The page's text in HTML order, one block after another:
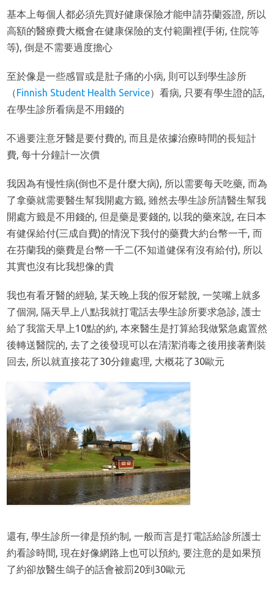
基本上每個人都必須先買好健康保險才能申請芬蘭簽證, 所以
高額的醫療費大概會在健康保險的支付範圍裡(手術, 住院等
等), 倒是不需要過度擔心
至於像是一些感冒或是肚子痛的小病, 則可以到學生診所
（Finnish Student Health Service）看病, 只要有學生證的話,
在學生診所看病是不用錢的
不過要注意牙醫是要付費的, 而且是依據治療時間的長短計
費, 每十分鐘計一次價
我因為有慢性病(倒也不是什麼大病), 所以需要每天吃藥, 而為
了拿藥就需要醫生幫我開處方籤, 雖然去學生診所請醫生幫我
開處方籤是不用錢的, 但是藥是要錢的, 以我的藥來說, 在日本
有健保給付(三成自費)的情況下我付的藥費大約台幣一千, 而
在芬蘭我的藥費是台幣一千二(不知道健保有沒有給付), 所以
其實也沒有比我想像的貴
我也有看牙醫的經驗, 某天晚上我的假牙鬆脫, 一笑嘴上就多
了個洞, 隔天早上八點我就打電話去學生診所要求急診, 護士
給了我當天早上10點的約, 本來醫生是打算給我做緊急處置然
後轉送醫院的, 去了之後發現可以在清潔消毒之後用接著劑裝
回去, 所以就直接花了30分鐘處理, 大概花了30歐元
還有, 學生診所一律是預約制, 一般而言是打電話給診所護士
約看診時間, 現在好像網路上也可以預約, 要注意的是如果預
了約卻放醫生鴿子的話會被罰20到30歐元